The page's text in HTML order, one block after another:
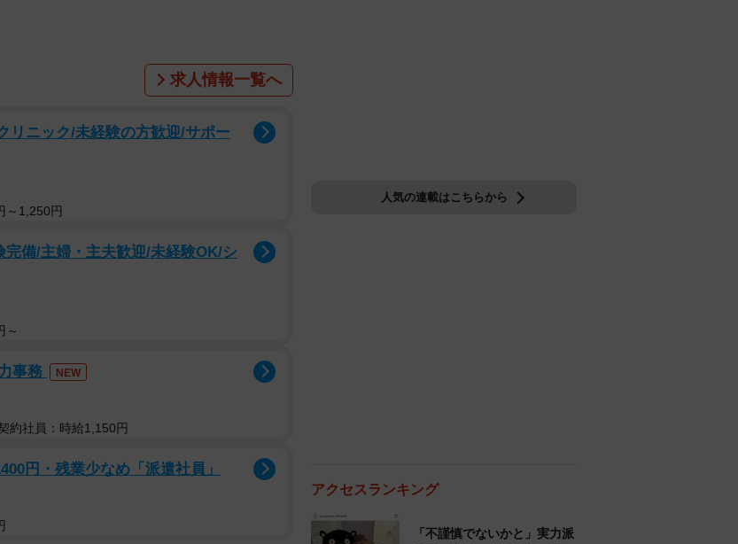
求人情報一覧へ
リニック/未経験の方歓迎/サポー
～1,250円
備/主婦・主夫歓迎/未経験OK/シ
～
事務 NEW
約社員：時給1,150円
円・残業少なめ「派遣社員」
人気の連載はこちらから
アクセスランキング
「不謹慎でないかと」実力派